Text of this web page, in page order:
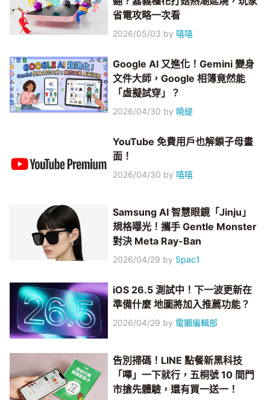
省電攻略一次看
2026/05/03 by 嘻嘻
Google AI 又進化！Gemini 變身
文件大師，Google 相簿竟然能
「虛擬試穿」？
2026/04/30 by 曉緹
YouTube 免費用戶也解鎖子母畫
面！
2026/04/30 by 嘻嘻
Samsung AI 智慧眼鏡「Jinju」
規格曝光！攜手 Gentle Monster
對決 Meta Ray-Ban
2026/04/29 by Spac1
iOS 26.5 測試中！下一波更新在
準備什麼 地圖將加入推薦功能？
2026/04/29 by 電獺編輯部
告別掃碼！LINE 點餐新黑科技
「嗶」一下就行，五桐號 10 間門
市搶先體驗，還有買一送一！